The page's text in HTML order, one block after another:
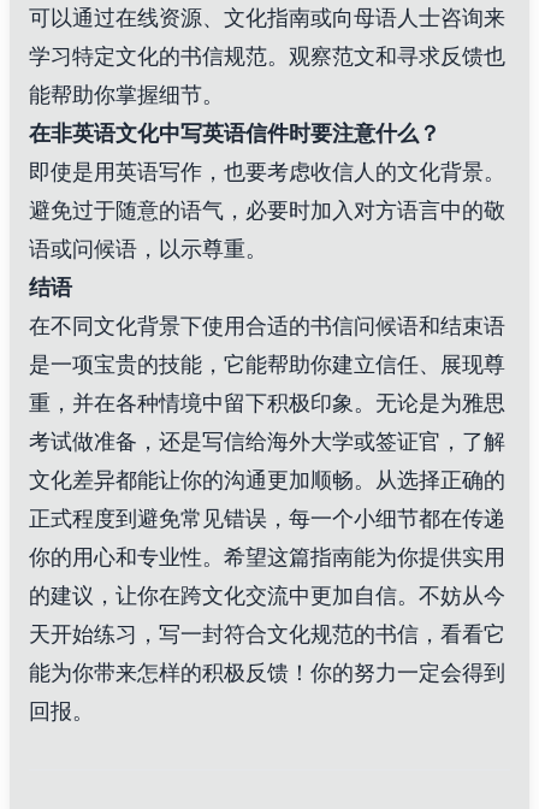
可以通过在线资源、文化指南或向母语人士咨询来
学习特定文化的书信规范。观察范文和寻求反馈也
能帮助你掌握细节。
在非英语文化中写英语信件时要注意什么？
即使是用英语写作，也要考虑收信人的文化背景。
避免过于随意的语气，必要时加入对方语言中的敬
语或问候语，以示尊重。
结语
在不同文化背景下使用合适的书信问候语和结束语
是一项宝贵的技能，它能帮助你建立信任、展现尊
重，并在各种情境中留下积极印象。无论是为雅思
考试做准备，还是写信给海外大学或签证官，了解
文化差异都能让你的沟通更加顺畅。从选择正确的
正式程度到避免常见错误，每一个小细节都在传递
你的用心和专业性。希望这篇指南能为你提供实用
的建议，让你在跨文化交流中更加自信。不妨从今
天开始练习，写一封符合文化规范的书信，看看它
能为你带来怎样的积极反馈！你的努力一定会得到
回报。